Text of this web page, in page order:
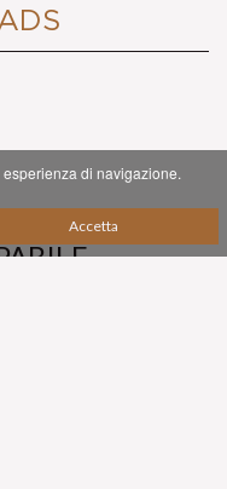
di navigazione.
Accetta